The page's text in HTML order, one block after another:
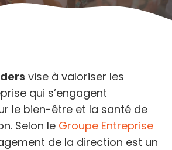
vise à valoriser les
qui s’engagent
le bien-être et la santé de
Selon le Groupe Entreprise
de la direction est un